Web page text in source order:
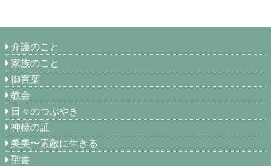
介護のこと
家族のこと
御言葉
教会
日々のつぶやき
神様の証
美美〜素敵に生きる
聖書